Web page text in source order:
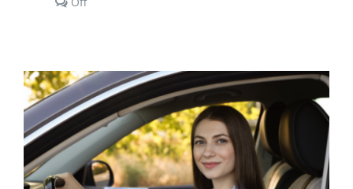
Alabilirim?
–
Güncel
Ehliyet
Alma
Şartları
ve
Süreci